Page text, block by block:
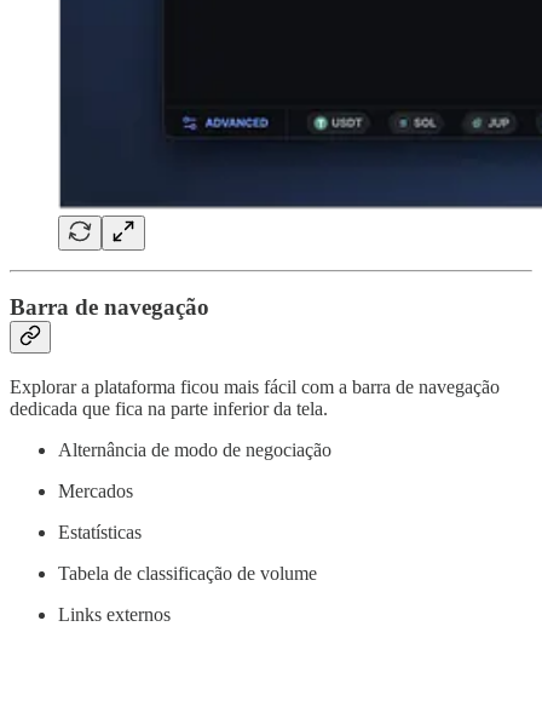
Barra de navegação
Explorar a plataforma ficou mais fácil com a barra de navegação
dedicada que fica na parte inferior da tela.
Alternância de modo de negociação
Mercados
Estatísticas
Tabela de classificação de volume
Links externos